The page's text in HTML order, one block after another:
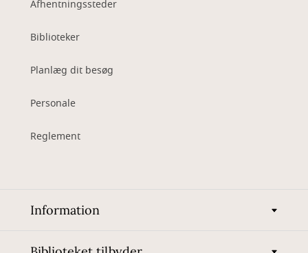
Afhentningssteder
Biblioteker
Planlæg dit besøg
Personale
Reglement
Information